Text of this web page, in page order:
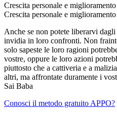
Crescita personale e
Crescita personale e
Anche se non potete liberarvi
invidia in loro confronti. Non
solo sapeste le loro ragioni
vostre, oppure le loro azioni
piuttosto che a cattiveria e a
altri, ma affrontate duramente i
Sai Baba
Conosci il metodo gratuito APPO?